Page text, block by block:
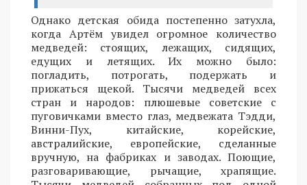
Однако детская обида постепенно затухла,
когда Артём увидел огромное количество
медведей: стоящих, лежащих, сидящих,
едущих и летящих. Их можно было:
погладить, потрогать, подержать и
прижаться щекой. Тысячи медведей всех
стран и народов: плюшевые советские с
пуговичками вместо глаз, медвежата Тэдди,
Винни-Пух, китайские, корейские,
австралийские, европейские, сделанные
вручную, на фабриках и заводах. Поющие,
разговаривающие, рычащие, храпящие.